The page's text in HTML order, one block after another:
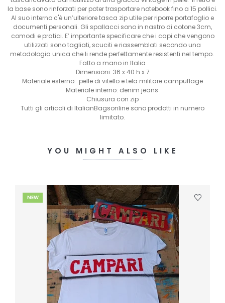
la base sono rinforzati per poter trasportare notebook fino a 15 pollici.
Al suo interno c'è un’ulteriore tasca zip utile per riporre portafoglio e
documenti personali. Gli spallacci sono in nastro di cotone 3cm,
comodi e pratici. E’ importante specificare che i capi che vengono
utilizzati sono tagliati, scuciti e riassemblati secondo una
metodologia unica che li rende perfettamente resistenti nel tempo.
Fatto a mano in Italia
Dimensioni: 36 x 40 h x 7
Materiale esterno: pelle di vitello e tela militare campuflage
Materiale interno: denim jeans
Chiusura con zip
Tutti gli articoli di ItalianBagsonline sono prodotti in numero
limitato.
YOU MIGHT ALSO LIKE
NEW